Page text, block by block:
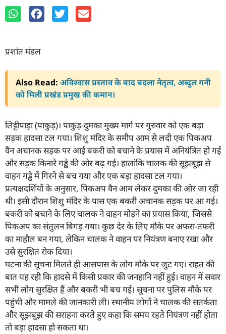
प्रशांत मंडल
Also Read: अविश्वास प्रस्ताव के बाद बदला नेतृत्व, अब्दुल गनी
को मिली प्रखंड प्रमुख की कमान।
लिट्टीपाड़ा (पाकुड़)। पाकुड़-दुमका मुख्य मार्ग पर गुरुवार को एक बड़ा
सड़क हादसा टल गया। शिशु मंदिर के समीप आम से लदी एक पिकअप
वैन अचानक सड़क पर आई बकरी को बचाने के प्रयास में अनियंत्रित हो गई
और सड़क किनारे गड्ढे की ओर बढ़ गई। हालांकि चालक की सूझबूझ से
वाहन गड्ढे में गिरने से बच गया और एक बड़ा हादसा टल गया।
प्रत्यक्षदर्शियों के अनुसार, पिकअप वैन आम लेकर दुमका की ओर जा रही
थी। इसी दौरान शिशु मंदिर के पास एक बकरी अचानक सड़क पर आ गई।
बकरी को बचाने के लिए चालक ने वाहन मोड़ने का प्रयास किया, जिससे
पिकअप का संतुलन बिगड़ गया। कुछ देर के लिए मौके पर अफरा-तफरी
का माहौल बन गया, लेकिन चालक ने वाहन पर नियंत्रण बनाए रखा और
उसे सुरक्षित रोक दिया।
घटना की सूचना मिलते ही आसपास के लोग मौके पर जुट गए। राहत की
बात यह रही कि हादसे में किसी प्रकार की जनहानि नहीं हुई। वाहन में सवार
सभी लोग सुरक्षित हैं और बकरी भी बच गई। सूचना पर पुलिस मौके पर
पहुंची और मामले की जानकारी ली। स्थानीय लोगों ने चालक की सतर्कता
और सूझबूझ की सराहना करते हुए कहा कि समय रहते नियंत्रण नहीं होता
तो बड़ा हादसा हो सकता था।